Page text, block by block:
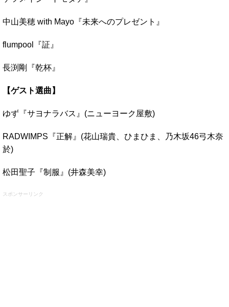
中山美穂 with Mayo『未来へのプレゼント』
flumpool『証』
長渕剛『乾杯』
【ゲスト選曲】
ゆず『サヨナラバス』(ニューヨーク屋敷)
RADWIMPS『正解』(花山瑞貴、ひまひま、乃木坂46弓木奈
於)
松田聖子『制服』(井森美幸)
スポンサーリンク